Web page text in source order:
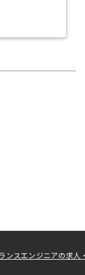
ンスエンジニアの求人・